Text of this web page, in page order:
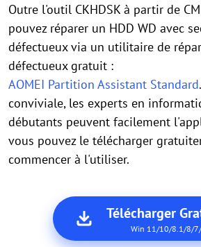
Outre l'outil CKHDSK à partir de
pouvez réparer un HDD WD avec
défectueux via un utilitaire de
défectueux gratuit :
AOMEI Partition Assistant Standard
conviviale, les experts en
débutants peuvent facilement
vous pouvez le télécharger
commencer à l'utiliser.
Télécharger
Win 11/10/8.1/8/